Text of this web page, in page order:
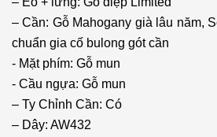
– Cần: Gỗ Mahogany già lâu năm,
chuẩn gia cố bulong gót cần
- Mặt phím: Gỗ mun
- Cầu ngựa: Gỗ mun
– Ty Chỉnh Cần: Có
– Dây: AW432